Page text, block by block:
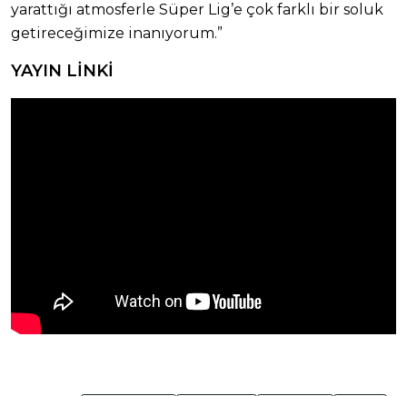
yarattığı atmosferle Süper Lig’e çok farklı bir soluk
getireceğimize inanıyorum.”
YAYIN LİNKİ